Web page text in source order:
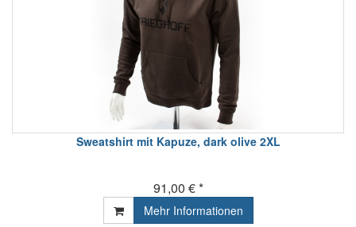
Sweatshirt mit Kapuze, dark olive 2XL
91,00 € *
Mehr Informationen